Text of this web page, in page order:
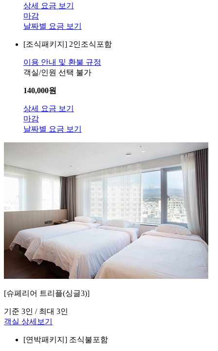
상세 요금 보기
마감
날짜별 요금 보기
[조식패키지] 2인조식포함
이용 안내 및 환불 규정
객실/인원 선택 불가
140,000원
상세 요금 보기
마감
날짜별 요금 보기
[슈페리어 트리플(싱글3)]
기준 3인 / 최대 3인
객실 상세보기
[연박패키지] 조식불포함